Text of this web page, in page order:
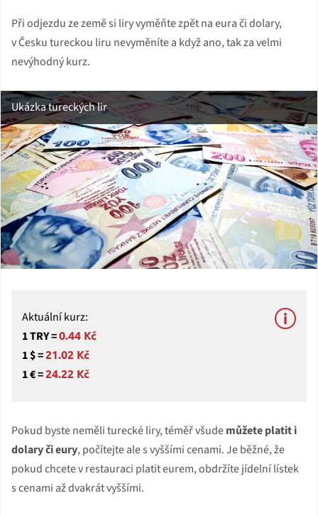
Při odjezdu ze země si liry vyměňte zpět na eura či dolary,
v Česku tureckou liru nevyměníte a když ano, tak za velmi
nevýhodný kurz.
Ukázka tureckých lir
Aktuální kurz:
1 TRY =0.44 Kč
1 $ =21.02 Kč
1 € =24.22 Kč
Pokud byste neměli turecké liry, téměř všudemůžete platit i
dolary či eury, počítejte ale s vyššími cenami. Je běžné, že
pokud chcete v restauraci platit eurem, obdržíte jídelní lístek
s cenami až dvakrát vyššími.